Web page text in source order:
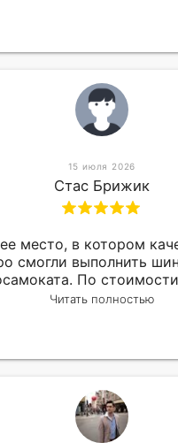
15 июля 2026
Стас Брижик
место, в котором
смогли выполнить
По
хочу сказать.
Читать полностью